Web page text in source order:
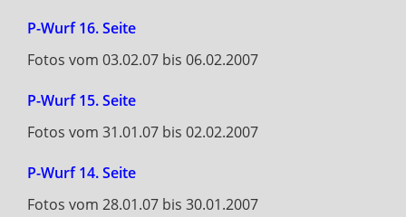
P-Wurf 16. Seite
Fotos vom 03.02.07 bis 06.02.2007
P-Wurf 15. Seite
Fotos vom 31.01.07 bis 02.02.2007
P-Wurf 14. Seite
Fotos vom 28.01.07 bis 30.01.2007